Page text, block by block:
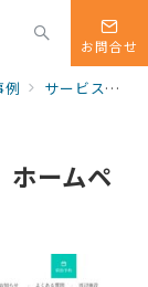
お問合せ
例 サービス・販売
ームペ